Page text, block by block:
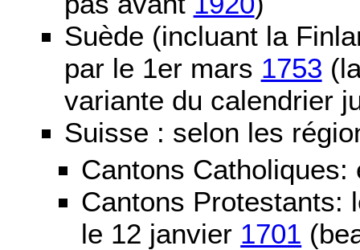
Suède (incluant la
par le 1er mars 1753
variante du calendrier
Suisse : selon les
Cantons
Cantons Protestants:
le 12 janvier 1701